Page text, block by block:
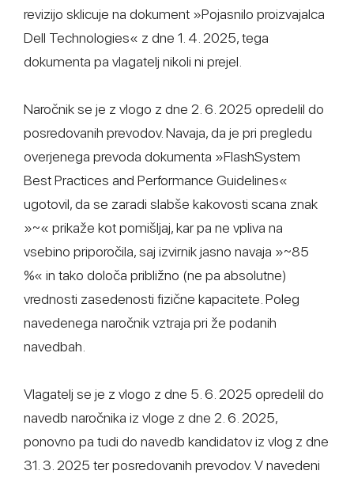
revizijo sklicuje na dokument »Pojasnilo proizvajalca
Dell Technologies« z dne 1. 4. 2025, tega
dokumenta pa vlagatelj nikoli ni prejel.
Naročnik se je z vlogo z dne 2. 6. 2025 opredelil do
posredovanih prevodov. Navaja, da je pri pregledu
overjenega prevoda dokumenta »FlashSystem
Best Practices and Performance Guidelines«
ugotovil, da se zaradi slabše kakovosti scana znak
»~« prikaže kot pomišljaj, kar pa ne vpliva na
vsebino priporočila, saj izvirnik jasno navaja »~85
%« in tako določa približno (ne pa absolutne)
vrednosti zasedenosti fizične kapacitete. Poleg
navedenega naročnik vztraja pri že podanih
navedbah.
Vlagatelj se je z vlogo z dne 5. 6. 2025 opredelil do
navedb naročnika iz vloge z dne 2. 6. 2025,
ponovno pa tudi do navedb kandidatov iz vlog z dne
31. 3. 2025 ter posredovanih prevodov. V navedeni